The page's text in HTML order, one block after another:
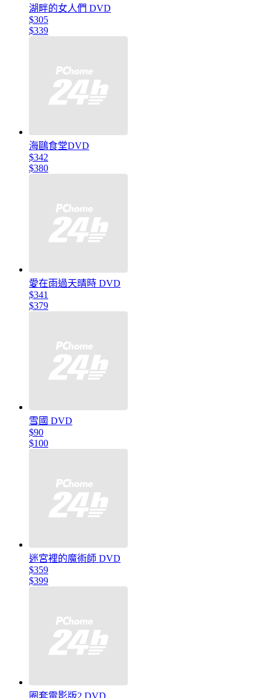
湖畔的女人們 DVD
$305
$339
海鷗食堂DVD
$342
$380
愛在雨過天晴時 DVD
$341
$379
雪國 DVD
$90
$100
迷宮裡的魔術師 DVD
$359
$399